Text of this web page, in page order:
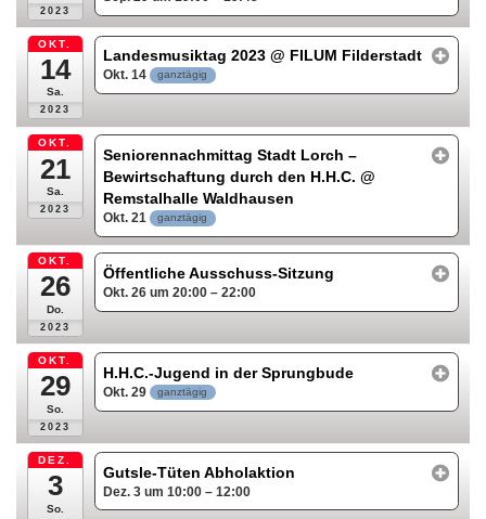
2023
OKT.
14
Sa.
2023
Landesmusiktag 2023@ FILUM Filderstadt
Okt. 14 ganztägig
OKT.
21
Sa.
2023
Seniorennachmittag Stadt Lorch –
Bewirtschaftung durch den H.H.C.@
Remstalhalle Waldhausen
Okt. 21 ganztägig
OKT.
26
Do.
2023
Öffentliche Ausschuss-Sitzung
Okt. 26 um 20:00 – 22:00
OKT.
29
So.
2023
H.H.C.-Jugend in der Sprungbude
Okt. 29 ganztägig
DEZ.
3
So.
Gutsle-Tüten Abholaktion
Dez. 3 um 10:00 – 12:00